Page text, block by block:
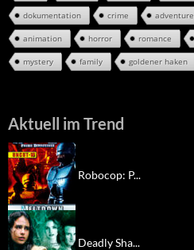
dokumentation crime adventure
animation horror romance
mystery family goldener haken
Aktuell im Trend
Robocop: P...
Deadly Sha...